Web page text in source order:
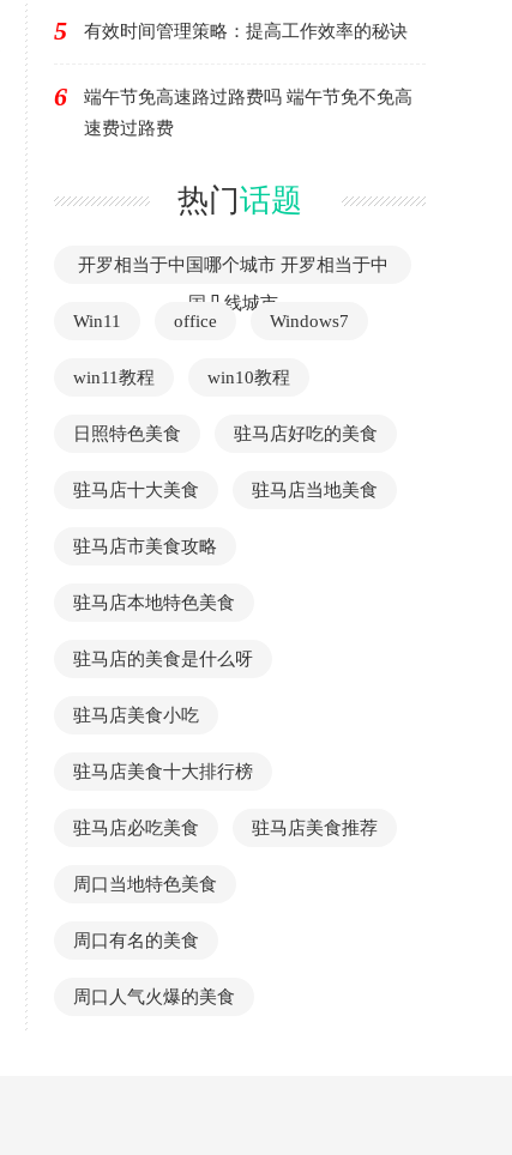
5 有效时间管理策略：提高工作效率的秘诀
6
端午节免高速路过路费吗 端午节免不免高
速费过路费
热门话题
开罗相当于中国哪个城市 开罗相当于中
国几线城市
Win11
office Windows7
win11教程 win10教程
日照特色美食 驻马店好吃的美食
驻马店十大美食 驻马店当地美食
驻马店市美食攻略
驻马店本地特色美食
驻马店的美食是什么呀
驻马店美食小吃
驻马店美食十大排行榜
驻马店必吃美食 驻马店美食推荐
周口当地特色美食
周口有名的美食
周口人气火爆的美食